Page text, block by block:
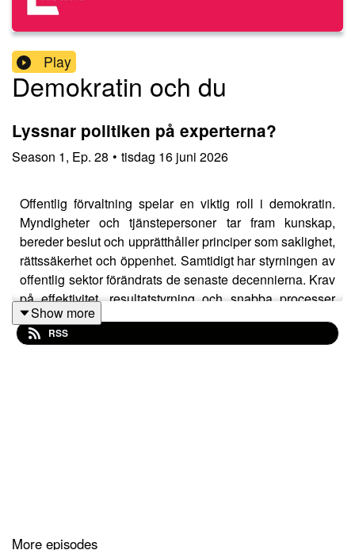
Play
Demokratin och du
Lyssnar politiken på experterna?
Season 1, Ep. 28 • tisdag 16 juni 2026
Offentlig förvaltning spelar en viktig roll i demokratin.
Myndigheter och tjänstepersoner tar fram kunskap,
bereder beslut och upprätthåller principer som saklighet,
rättssäkerhet och öppenhet. Samtidigt har styrningen av
offentlig sektor förändrats de senaste decennierna. Krav
på effektivitet, resultatstyrning och snabba processer
påverkar villkoren för tjänstepersoners arbete.
Show more
RSS
More episodes